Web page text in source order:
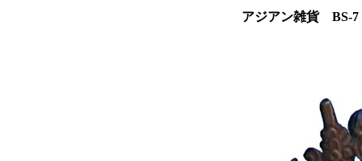
アジアン雑貨 BS-7